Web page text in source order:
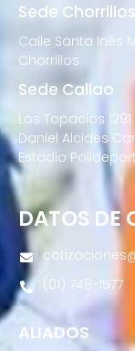
Sede Chorrillos
Calle Santa Inés
Chorrillos
Sede Callao
Los Topacios
Daniel Alcides
Estadio
DATOS DE
(01) 748-1577
ALIADOS